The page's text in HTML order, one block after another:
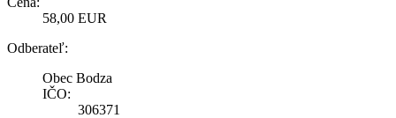
58,00 EUR
Odberateľ:
Obec Bodza
IČO:
306371